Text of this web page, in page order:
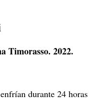
Timorasso. 2022.
durante 24 horas